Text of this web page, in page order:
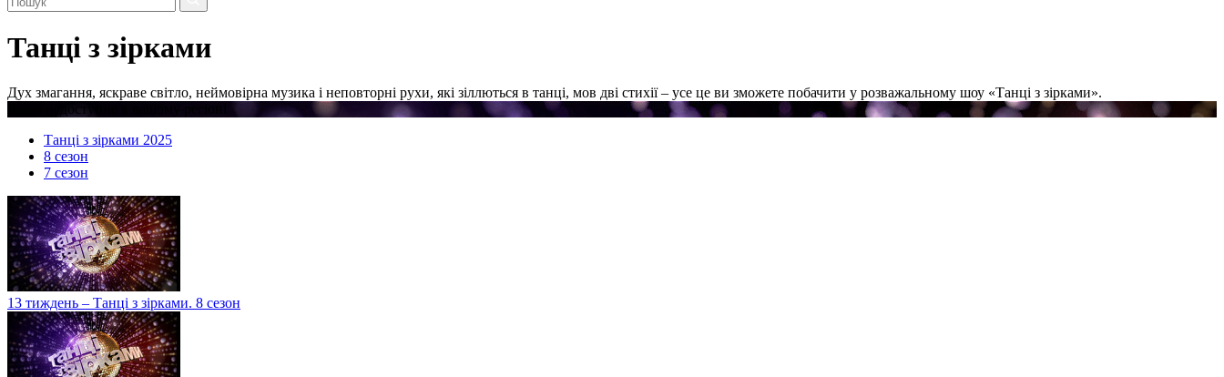
Танці з зірками
Дух змагання, яскраве світло, неймовірна музика і неповторні рухи, які зіллються в танці, мов дві стихії – усе це ви зможете побачити у розважальному шоу «Танці з зірками».
Відео недоступне в вашому регіоні
Танці з зірками 2025
8 сезон
7 сезон
13 тиждень – Танці з зірками. 8 сезон